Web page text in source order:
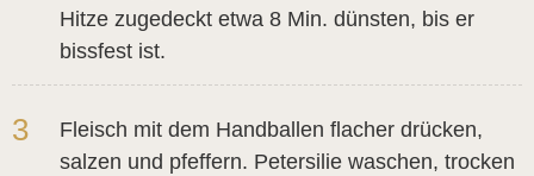
Hitze zugedeckt etwa 8 Min. dünsten, bis er
bissfest ist.
3
Fleisch mit dem Handballen flacher drücken,
salzen und pfeffern. Petersilie waschen, trocken